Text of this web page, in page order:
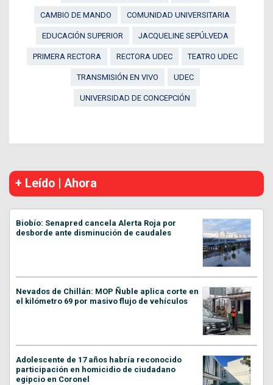
CAMBIO DE MANDO COMUNIDAD UNIVERSITARIA
EDUCACIÓN SUPERIOR JACQUELINE SEPÚLVEDA
PRIMERA RECTORA RECTORA UDEC TEATRO UDEC
TRANSMISIÓN EN VIVO UDEC
UNIVERSIDAD DE CONCEPCIÓN
+ Leído | Ahora
Biobío: Senapred cancela Alerta Roja por
desborde ante disminución de caudales
Nevados de Chillán: MOP Ñuble aplica corte en
el kilómetro 69 por masivo flujo de vehículos
Adolescente de 17 años habría reconocido
participación en homicidio de ciudadano
egipcio en Coronel